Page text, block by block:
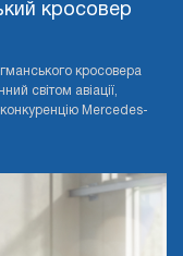
кросовер
кросовера
світом авіації,
Mercedes-